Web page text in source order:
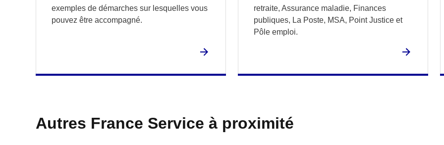
exemples de démarches sur lesquelles vous
pouvez être accompagné.
retraite, Assurance maladie, Finances
publiques, La Poste, MSA, Point Justice et
Pôle emploi.
Autres France Service à proximité